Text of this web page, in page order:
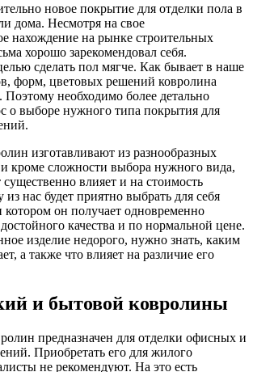
новое покрытие для отделки пола в
дома. Несмотря на свое
нахождение на рынке строительных
хорошо зарекомендовал себя.
сделать пол мягче. Как бывает в наше
форм, цветовых решений ковролина
Поэтому необходимо более детально
о выборе нужного типа покрытия для
изготавливают из разнообразных
кроме сложности выбора нужного вида,
влияет и на стоимость
нас будет приятно выбрать для себя
котором он получает одновременно
качества и по нормальной цене.
изделие недорого, нужно знать, каким
а также что влияет на различие его
и бытовой ковролины
предназначен для отделки офисных и
Приобретать его для жилого
не рекомендуют. На это есть